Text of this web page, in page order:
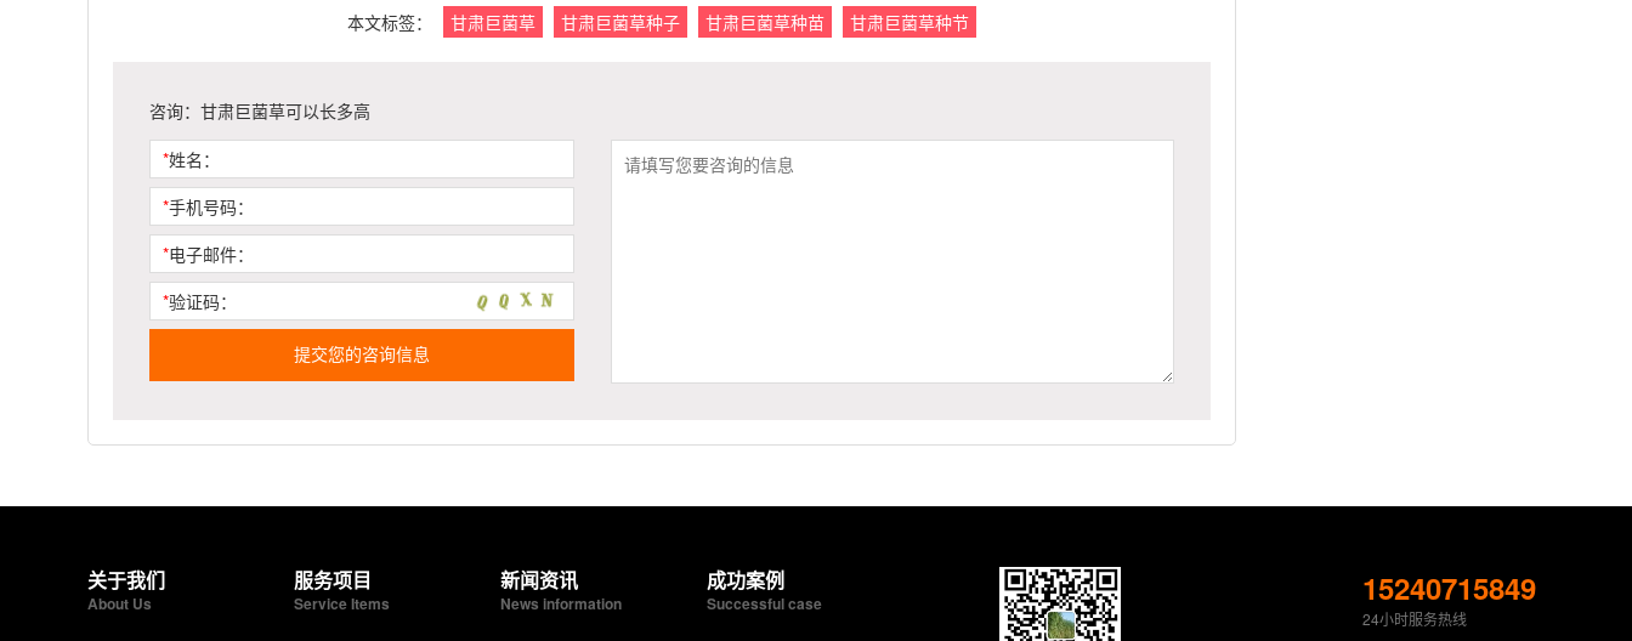
本文标签： 甘肃巨菌草 甘肃巨菌草种子 甘肃巨菌草种苗 甘肃巨菌草种节
咨询：甘肃巨菌草可以长多高
*姓名：
*手机号码：
*电子邮件：
*验证码：
提交您的咨询信息
关于我们
About Us
服务项目
Service Items
新闻资讯
News information
成功案例
Successful case 15240715849
24小时服务热线